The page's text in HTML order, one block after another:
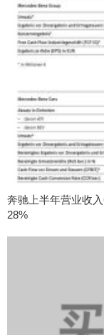
奔驰上半年营业收
28%